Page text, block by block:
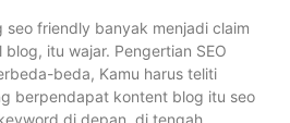
seo friendly banyak menjadi claim
itu wajar. Pengertian SEO
beda, Kamu harus teliti
berpendapat kontent blog itu seo
di depan, di tengah